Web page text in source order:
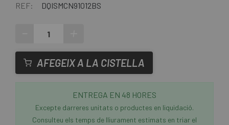
REF: DQISMCN91012BS
AFEGEIX A LA CISTELLA
ENTREGA EN 48 HORES
Excepte darreres unitats o productes en liquidació.
Consulteu els temps de lliurament estimats en triar el